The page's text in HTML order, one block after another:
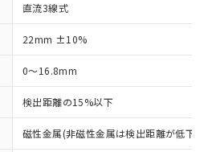
直流3線式
22mm ±10%
0～16.8mm
検出距離の15%以下
磁性金属(非磁性金属は検出距離が低下し